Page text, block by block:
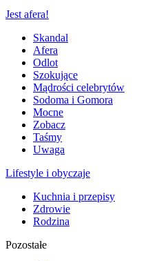
Jest afera!
Skandal
Afera
Odlot
Szokujące
Mądrości celebrytów
Sodoma i Gomora
Mocne
Zobacz
Taśmy
Uwaga
Lifestyle i obyczaje
Kuchnia i przepisy
Zdrowie
Rodzina
Pozostałe